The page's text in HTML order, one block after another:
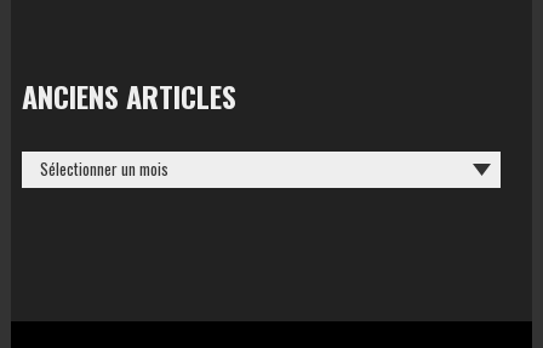
ANCIENS ARTICLES
ANCIENS